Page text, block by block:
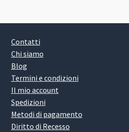
Contatti
Chi siamo
Blog
Termini e condizioni
Il mio account
Spedizioni
Metodi di pagamento
Diritto di Recesso